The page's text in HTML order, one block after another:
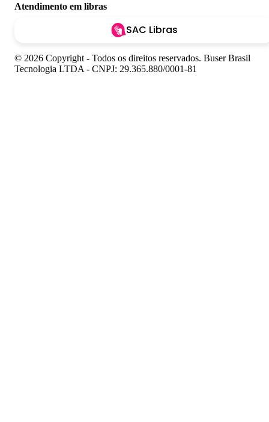
Atendimento em libras
SAC Libras
© 2026 Copyright - Todos os direitos reservados. Buser Brasil
Tecnologia LTDA - CNPJ: 29.365.880/0001-81